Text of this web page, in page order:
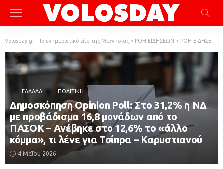
Volosday.gr - Το ενημερωτικό site της Μαγνησίας > ΡΟΗ ΕΙΔΗΣΕΩΝ > ΡΟΗ ΕΙΔΗΣΕΩΝ
ΕΛΛΆΔΑ ΠΟΛΙΤΙΚΗ
Δημοσκόπηση Opinion Poll: Στο 31,2% η ΝΔ
με προβάδισμα 16,8 μονάδων από το
ΠΑΣΟΚ – Aνέβηκε στο 12,6% το «άλλο
κόμμα», τι λένε για Τσίπρα – Καρυστιανού
4 Μαΐου 2026